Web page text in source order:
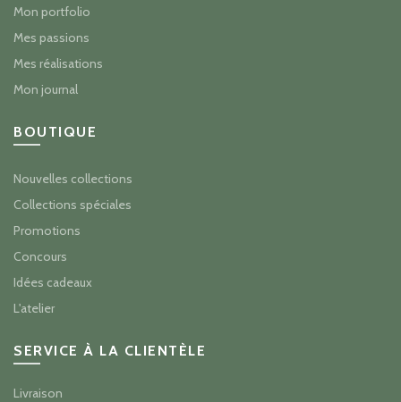
Mon portfolio
Mes passions
Mes réalisations
Mon journal
BOUTIQUE
Nouvelles collections
Collections spéciales
Promotions
Concours
Idées cadeaux
L'atelier
SERVICE À LA CLIENTÈLE
Livraison